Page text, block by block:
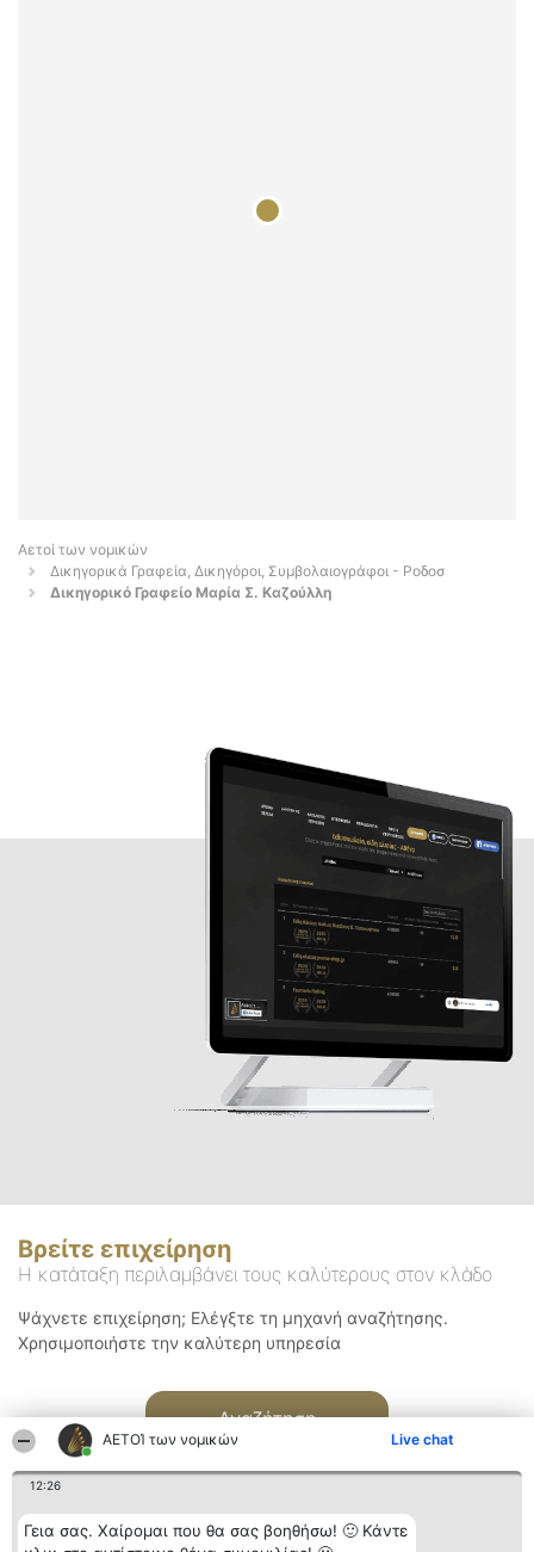
ΑΕΤΟΊ των νομικών Live chat
12:26
Γεια σας. Χαίρομαι που θα σας βοηθήσω! 🙂 Κάντε
Αετοί των νομικών
Δικηγορικά Γραφεία, Δικηγόροι, Συμβολαιογράφοι - Ροδοσ
Δικηγορικό Γραφείο Μαρία Σ. Καζούλλη
Βρείτε επιχείρηση
Η κατάταξη περιλαμβάνει τους καλύτερους στον κλάδο
Ψάχνετε επιχείρηση; Ελέγξτε τη μηχανή αναζήτησης.
Χρησιμοποιήστε την καλύτερη υπηρεσία
Αναζήτηση